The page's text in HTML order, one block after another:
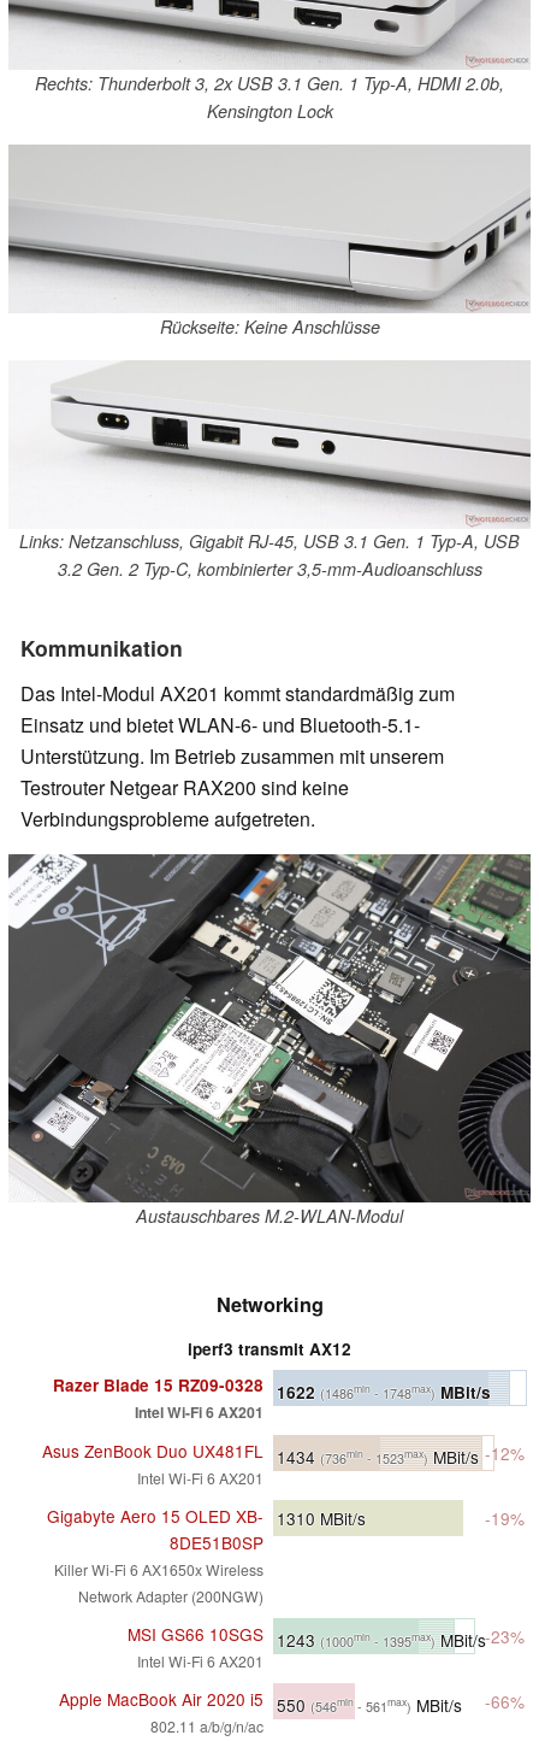
Rechts: Thunderbolt 3, 2x USB 3.1 Gen. 1 Typ-A, HDMI 2.0b,
Kensington Lock
Rückseite: Keine Anschlüsse
Links: Netzanschluss, Gigabit RJ-45, USB 3.1 Gen. 1 Typ-A, USB
3.2 Gen. 2 Typ-C, kombinierter 3,5-mm-Audioanschluss
Kommunikation
Das Intel-Modul AX201 kommt standardmäßig zum
Einsatz und bietet WLAN-6- und Bluetooth-5.1-
Unterstützung. Im Betrieb zusammen mit unserem
Testrouter Netgear RAX200 sind keine
Verbindungsprobleme aufgetreten.
Austauschbares M.2-WLAN-Modul
Networking
iperf3 transmit AX12
Razer Blade 15 RZ09-0328
Intel Wi-Fi 6 AX201
1622 (1486min - 1748max) MBit/s
Asus ZenBook Duo UX481FL
Intel Wi-Fi 6 AX201
1434 (736min - 1523max)MBit/s -12%
Gigabyte Aero 15 OLED XB-
8DE51B0SP
Killer Wi-Fi 6 AX1650x Wireless
Network Adapter (200NGW)
1310 MBit/s -19%
MSI GS66 10SGS
Intel Wi-Fi 6 AX201
1243 (1000min - 1395max)MBit/s-23%
Apple MacBook Air 2020 i5
802.11 a/b/g/n/ac
550 (546min - 561max) MBit/s -66%